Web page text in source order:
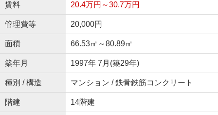
賃料 20.4万円～30.7万円
管理費等 20,000円
面積 66.53㎡～80.89㎡
築年月 1997年 7月(築29年)
種別 / 構造 マンション / 鉄骨鉄筋コンクリート
階建 14階建